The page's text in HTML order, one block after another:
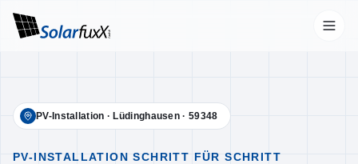
Leistungen
Übersicht
PV-Installation · Lüdinghausen · 59348
PV-INSTALLATION SCHRITT FÜR SCHRITT